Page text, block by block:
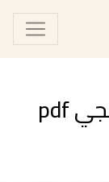
تحميل وقراءة رواية ديمنولجي pdf